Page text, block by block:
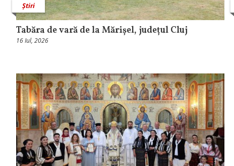
Știri
Tabăra de vară de la Mărișel, județul Cluj
16 Iul, 2026